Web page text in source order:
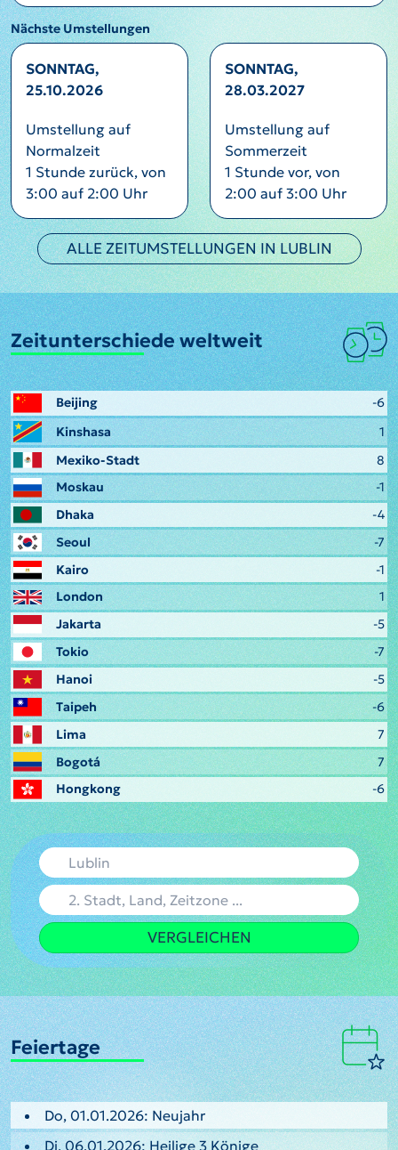
Nächste Umstellungen
SONNTAG,
25.10.2026
Umstellung auf
Normalzeit
1 Stunde zurück, von
3:00 auf 2:00 Uhr
SONNTAG,
28.03.2027
Umstellung auf
Sommerzeit
1 Stunde vor, von
2:00 auf 3:00 Uhr
ALLE ZEITUMSTELLUNGEN IN LUBLIN
Zeitunterschiede weltweit
Beijing
-6
Kinshasa
1
Mexiko-Stadt
8
Moskau
-1
Dhaka
-4
Seoul
-7
Kairo
-1
London
1
Jakarta
-5
Tokio
-7
Hanoi
-5
Taipeh
-6
Lima
7
Bogotá
7
Hongkong
-6
VERGLEICHEN
Feiertage
Do, 01.01.2026: Neujahr
Di, 06.01.2026: Heilige 3 Könige